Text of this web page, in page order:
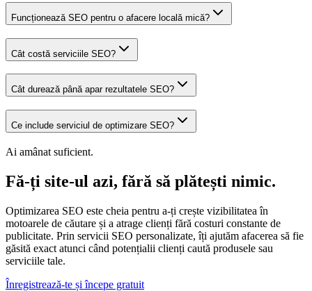
Funcționează SEO pentru o afacere locală mică?
Cât costă serviciile SEO?
Cât durează până apar rezultatele SEO?
Ce include serviciul de optimizare SEO?
Ai amânat suficient.
Fă-ți site-ul azi, fără să plătești nimic.
Optimizarea SEO este cheia pentru a-ți crește vizibilitatea în
motoarele de căutare și a atrage clienți fără costuri constante de
publicitate. Prin servicii SEO personalizate, îți ajutăm afacerea să fie
găsită exact atunci când potențialii clienți caută produsele sau
serviciile tale.
Înregistrează-te și începe gratuit